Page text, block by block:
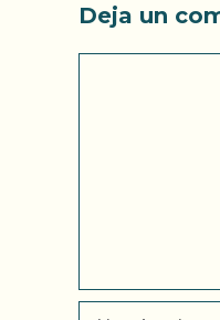
Deja un